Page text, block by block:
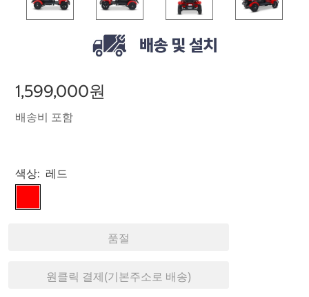
1,599,000원
배송비 포함
Select product
색상: 레드
품절
원클릭 결제(기본주소로 배송)